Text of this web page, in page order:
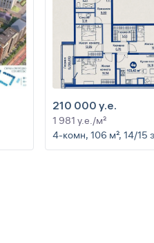
210 000 y.e.
1 981 y.e./м²
4-комн, 106 м², 14/15